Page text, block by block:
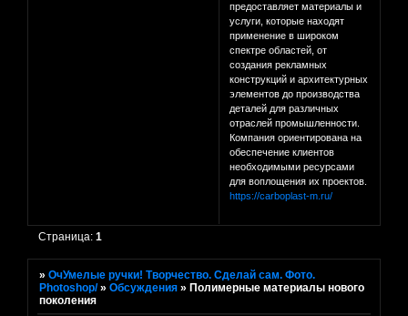
предоставляет материалы и
услуги, которые находят
применение в широком
спектре областей, от
создания рекламных
конструкций и архитектурных
элементов до производства
деталей для различных
отраслей промышленности.
Компания ориентирована на
обеспечение клиентов
необходимыми ресурсами
для воплощения их проектов.
https://carboplast-m.ru/
Страница:1
»ОчУмелые ручки! Творчество. Сделай сам. Фото.
Photoshop/ »Обсуждения »Полимерные материалы нового
поколения